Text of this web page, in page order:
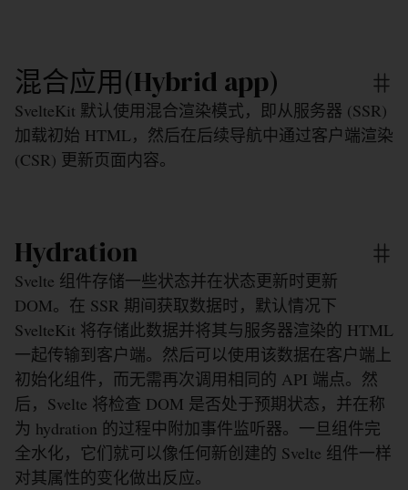
混合应用(Hybrid app)
SvelteKit 默认使用混合渲染模式，即从服务器 (SSR)
加载初始 HTML，然后在后续导航中通过客户端渲染
(CSR) 更新页面内容。
Hydration
Svelte 组件存储一些状态并在状态更新时更新
DOM。在 SSR 期间获取数据时，默认情况下
SvelteKit 将存储此数据并将其与服务器渲染的 HTML
一起传输到客户端。然后可以使用该数据在客户端上
初始化组件，而无需再次调用相同的 API 端点。然
后，Svelte 将检查 DOM 是否处于预期状态，并在称
为 hydration 的过程中附加事件监听器。一旦组件完
全水化，它们就可以像任何新创建的 Svelte 组件一样
对其属性的变化做出反应。